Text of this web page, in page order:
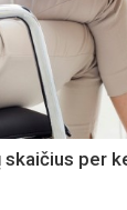
per